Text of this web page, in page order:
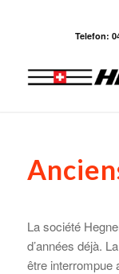
Telefon:
La société
d’années déjà.
être interrompue